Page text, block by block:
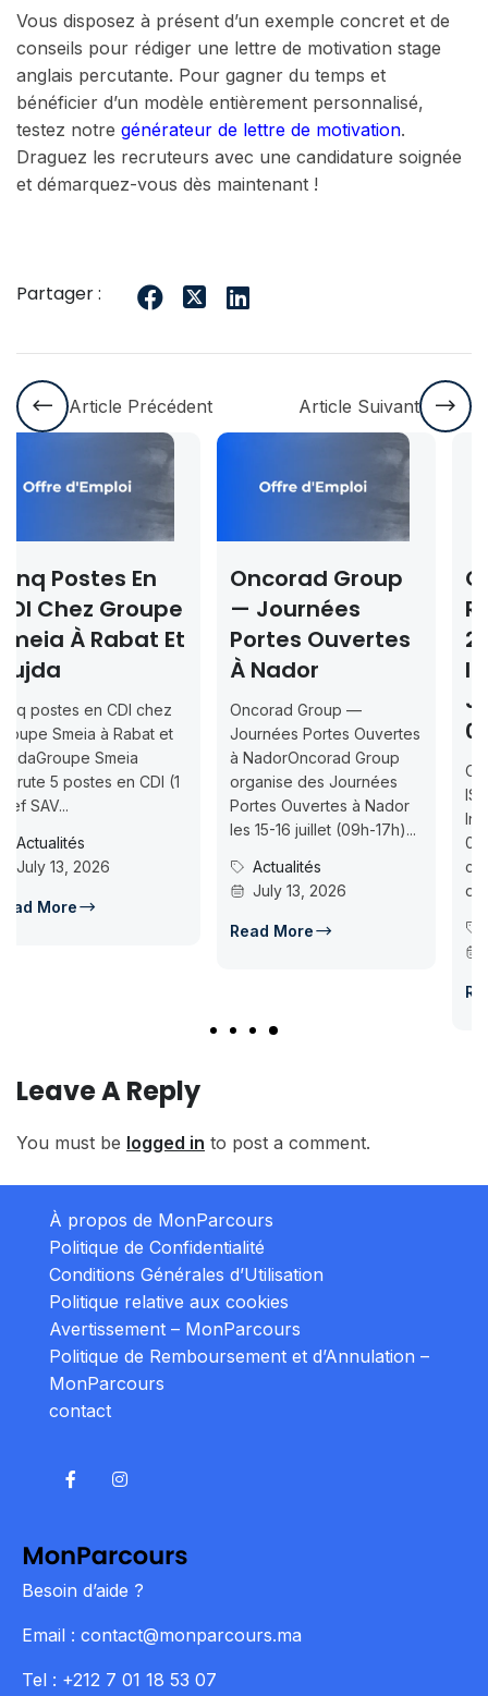
Vous disposez à présent d’un exemple concret et de
conseils pour rédiger une lettre de motivation stage
anglais percutante. Pour gagner du temps et
bénéficier d’un modèle entièrement personnalisé,
testez notre générateur de lettre de motivation.
Draguez les recruteurs avec une candidature soignée
et démarquez-vous dès maintenant !
Partager :
Article Précédent Article Suivant
Oncorad Group
— Journées
Portes Ouvertes
À Nador
Oncorad Group —
Journées Portes Ouvertes
à NadorOncorad Group
organise des Journées
Portes Ouvertes à Nador
les 15-16 juillet (09h-17h)...
Actualités
Concours ISMAC
Rabat & Dakhla
2026-2027 —
Inscription
Jusqu’au 2026-
07-18
Concours d’accès L1
Inscription jusqu’au 2026-
07-18ISMAC ouvre les
candidatures au concours
d’accès en L1 pour...
Concours Post-Bac
Leave A Reply
You must be logged in to post a comment.
À propos de MonParcours
Politique de Confidentialité
Conditions Générales d’Utilisation
Politique relative aux cookies
Avertissement – MonParcours
Politique de Remboursement et d’Annulation –
MonParcours
contact
Besoin d’aide ?
Email : contact@monparcours.ma
Tel : +212 7 01 18 53 07